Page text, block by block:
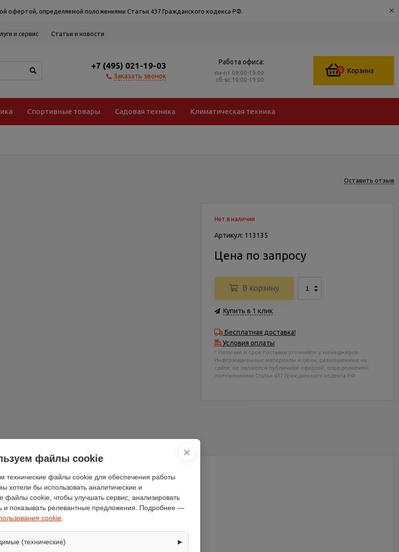
офертой, определяемой положениями Статьи 437 Гражданского кодекса РФ. ×
и сервис Статьи и новости
+7 (495) 021-19-03
Заказать звонок
Работа офиса:
пн-пт 09:00-19:00
сб-вс 10:00-19:00
0 Корзина
Спортивные товары Садовая техника Климатическая техника
Оставить отзыв
Нет в наличии
Артикул: 113135
Цена по запросу
В корзину
Купить в 1 клик
Бесплатная доставка!
Условия оплаты
* Наличие и срок поставки уточняйте у менеджеров.
Информационные материалы и цены, размещенные на
сайте, не являются публичной офертой, определяемой
положениями Статьи 437 Гражданского кодекса РФ.
✕
файлы cookie
технические файлы cookie для обеспечения работы
хотели бы использовать аналитические и
файлы cookie, чтобы улучшать сервис, анализировать
и показывать релевантные предложения. Подробнее —
cookie
(технические) ▶